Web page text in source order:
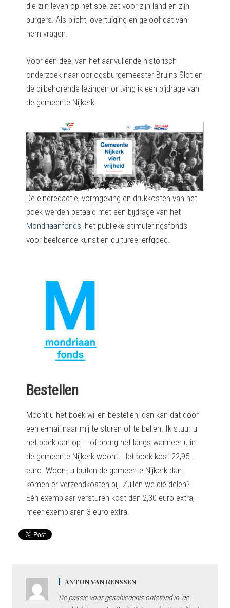
die zijn leven op het spel zet voor zijn land en zijn
burgers. Als plicht, overtuiging en geloof dat van
hem vragen.
Voor een deel van het aanvullende historisch
onderzoek naar oorlogsburgemeester Bruins Slot en
de bijbehorende lezingen ontving ik een bijdrage van
de gemeente Nijkerk.
De eindredactie, vormgeving en drukkosten van het
boek werden betaald met een bijdrage van het
Mondriaanfonds, het publieke stimuleringsfonds
voor beeldende kunst en cultureel erfgoed.
Bestellen
Mocht u het boek willen bestellen, dan kan dat door
een e-mail naar mij te sturen of te bellen. Ik stuur u
het boek dan op – of breng het langs wanneer u in
de gemeente Nijkerk woont. Het boek kost 22,95
euro. Woont u buiten de gemeente Nijkerk dan
komen er verzendkosten bij. Zullen we die delen?
Eén exemplaar versturen kost dan 2,30 euro extra,
meer exemplaren 3 euro extra.
ANTON VAN RENSSEN
De passie voor geschiedenis ontstond in 'de